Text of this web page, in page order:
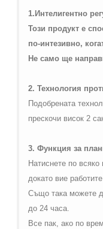
1.Интелигентно
Този продукт е
по-интезивно,
Не само ще
2. Технология
Подобрената
прескочи висок 2
3. Функция за
Натиснете по
докато вие
Също така можете
до 24 часа.
Все пак, ако по